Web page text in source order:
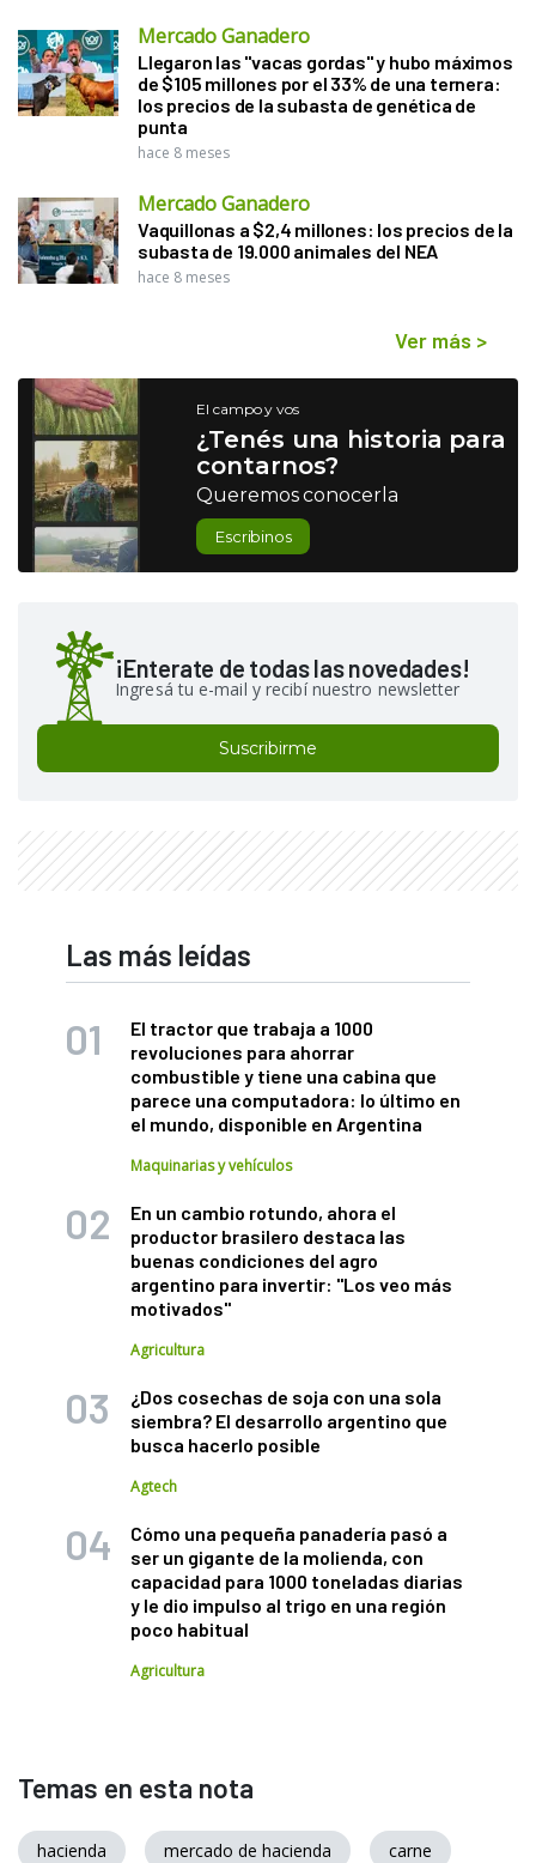
Mercado Ganadero
Llegaron las "vacas gordas" y hubo máximos
de $105 millones por el 33% de una ternera:
los precios de la subasta de genética de
punta
hace 8 meses
Mercado Ganadero
Vaquillonas a $2,4 millones: los precios de la
subasta de 19.000 animales del NEA
hace 8 meses
Ver más >
El campo y vos
¿Tenés una historia para
contarnos?
Queremos conocerla
Escribinos
¡Enterate de todas las novedades!
Ingresá tu e-mail y recibí nuestro newsletter
Suscribirme
Las más leídas
El tractor que trabaja a 1000
revoluciones para ahorrar
combustible y tiene una cabina que
parece una computadora: lo último en
el mundo, disponible en Argentina
Maquinarias y vehículos
En un cambio rotundo, ahora el
productor brasilero destaca las
buenas condiciones del agro
argentino para invertir: "Los veo más
motivados"
Agricultura
¿Dos cosechas de soja con una sola
siembra? El desarrollo argentino que
busca hacerlo posible
Agtech
Cómo una pequeña panadería pasó a
ser un gigante de la molienda, con
capacidad para 1000 toneladas diarias
y le dio impulso al trigo en una región
poco habitual
Agricultura
Temas en esta nota
hacienda mercado de hacienda carne